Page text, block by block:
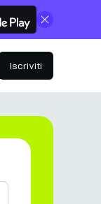
Chiudi
Iscriviti